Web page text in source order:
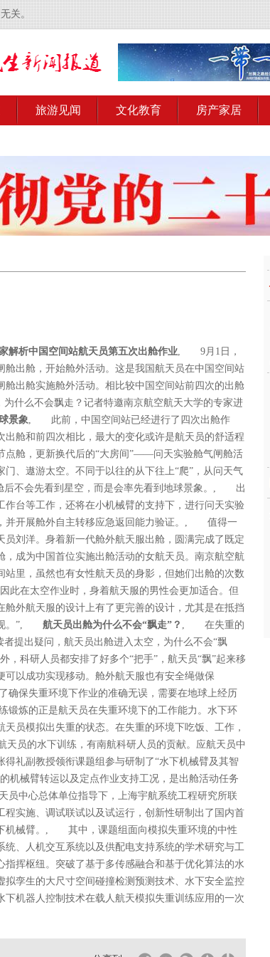
关。
旅游见闻 文化教育 房产家居
解析中国空间站航天员第五次出舱作业, 9月1日，
出舱，开始舱外活动。这是我国航天员在中国空间站
出舱实施舱外活动。相比较中国空间站前四次的出舱
什么不会飘走？记者特邀南京航空航天大学的专家进
景象, 此前，中国空间站已经进行了四次出舱作
舱和前四次相比，最大的变化或许是航天员的舒适程
点舱，更新换代后的“大房间”——问天实验舱气闸舱活
、遨游太空。不同于以往的从下往上“爬”，从问天气
后不会先看到星空，而是会率先看到地球景象。, 出
台等工作，还将在小机械臂的支持下，进行问天实验
并开展舱外自主转移应急返回能力验证。, 值得一
刘洋。身着新一代舱外航天服出舱，圆满完成了既定
成为中国首位实施出舱活动的女航天员。南京航空航
里，虽然也有女性航天员的身影，但她们出舱的次数
此在太空作业时，身着航天服的男性会更加适合。但
外航天服的设计上有了更完善的设计，尤其是在抵挡
现。”, 航天员出舱为什么不会“飘走”？ , 在失重的
提出疑问，航天员出舱进入太空，为什么不会“飘
，科研人员都安排了好多个“把手”，航天员“飘”起来移
以成功实现移动。舱外航天服也有安全绳做保
保失重环境下作业的准确无误，需要在地球上经历
炼的正是航天员在失重环境下的工作能力。水下环
员模拟出失重的状态。在失重的环境下吃饭、工作，
员的水下训练，有南航科研人员的贡献。应航天员中
礼副教授领衔课题组参与研制了“水下机械臂及其智
机械臂转运以及定点作业支持工况，是出舱活动任务
中心总体单位指导下，上海宇航系统工程研究所联
实施、调试联试以及试运行，创新性研制出了国内首
机械臂。, 其中，课题组面向模拟失重环境的中性
、人机交互系统以及供配电支持系统的学术研究与工
挥枢纽。突破了基于多传感融合和基于优化算法的水
孪生的大尺寸空间碰撞检测预测技术、水下安全监控
机器人控制技术在载人航天模拟失重训练应用的一次